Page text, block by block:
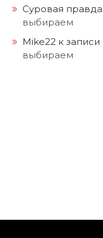
Суровая правда
выбираем
Mike22 к записи
выбираем